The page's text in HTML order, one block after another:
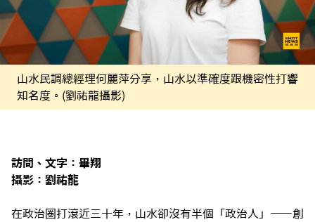
山水民調總經理何麗萍分享，山水以準確度跟機密性打響
知名度。(劉祐龍攝影)
訪問、文字：畢翔
攝影：劉祐龍
在政治圈打滾近三十年，山水卻沒有半個「政治人」——創